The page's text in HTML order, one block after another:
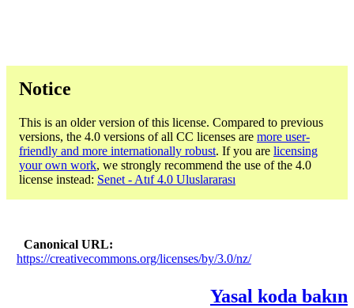
Notice
This is an older version of this license. Compared to previous
versions, the 4.0 versions of all CC licenses are more user-
friendly and more internationally robust. If you are licensing
your own work, we strongly recommend the use of the 4.0
license instead: Senet - Atıf 4.0 Uluslararası
Canonical URL
https://creativecommons.org/licenses/by/3.0/nz/
Yasal koda bakın